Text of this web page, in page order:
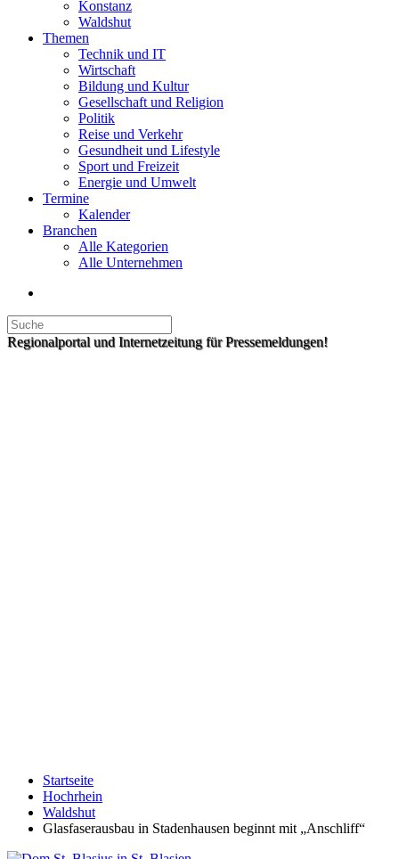
Konstanz
Waldshut
Themen
Technik und IT
Wirtschaft
Bildung und Kultur
Gesellschaft und Religion
Politik
Reise und Verkehr
Gesundheit und Lifestyle
Sport und Freizeit
Energie und Umwelt
Termine
Kalender
Branchen
Alle Kategorien
Alle Unternehmen
Regionalportal und Internetzeitung für Pressemeldungen!
Startseite
Hochrhein
Waldshut
Glasfaserausbau in Stadenhausen beginnt mit „Anschliff“